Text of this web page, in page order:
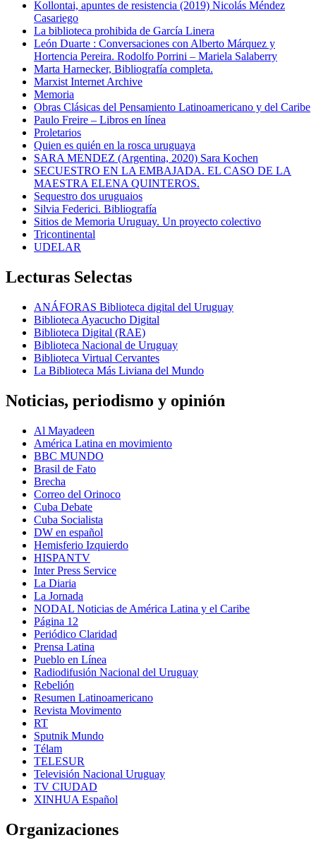
Kollontai, apuntes de resistencia (2019) Nicolás Méndez
Casariego
La biblioteca prohibida de García Linera
León Duarte : Conversaciones con Alberto Márquez y
Hortencia Pereira. Rodolfo Porrini – Mariela Salaberry
Marta Harnecker, Bibliografía completa.
Marxist Internet Archive
Memoria
Obras Clásicas del Pensamiento Latinoamericano y del Caribe
Paulo Freire – Libros en línea
Proletarios
Quien es quién en la rosca uruguaya
SARA MENDEZ (Argentina, 2020) Sara Kochen
SECUESTRO EN LA EMBAJADA. EL CASO DE LA
MAESTRA ELENA QUINTEROS.
Sequestro dos uruguaios
Silvia Federici. Bibliografía
Sitios de Memoria Uruguay. Un proyecto colectivo
Tricontinental
UDELAR
Lecturas Selectas
ANÁFORAS Biblioteca digital del Uruguay
Biblioteca Ayacucho Digital
Biblioteca Digital (RAE)
Biblioteca Nacional de Uruguay
Biblioteca Virtual Cervantes
La Biblioteca Más Liviana del Mundo
Noticias, periodismo y opinión
Al Mayadeen
América Latina en movimiento
BBC MUNDO
Brasil de Fato
Brecha
Correo del Orinoco
Cuba Debate
Cuba Socialista
DW en español
Hemisferio Izquierdo
HISPANTV
Inter Press Service
La Diaria
La Jornada
NODAL Noticias de América Latina y el Caribe
Página 12
Periódico Claridad
Prensa Latina
Pueblo en Línea
Radiodifusión Nacional del Uruguay
Rebelión
Resumen Latinoamericano
Revista Movimento
RT
Sputnik Mundo
Télam
TELESUR
Televisión Nacional Uruguay
TV CIUDAD
XINHUA Español
Organizaciones